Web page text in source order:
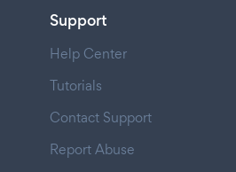
Support
Help Center
Tutorials
Contact Support
Report Abuse